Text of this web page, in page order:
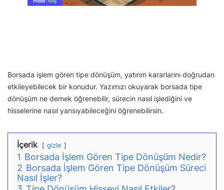
Borsada işlem gören tipe dönüşüm, yatırım kararlarını doğrudan
etkileyebilecek bir konudur. Yazımızı okuyarak borsada tipe
dönüşüm ne demek öğrenebilir, sürecin nasıl işlediğini ve
hisselerine nasıl yansıyabileceğini öğrenebilirsin.
İçerik gizle
1 Borsada İşlem Gören Tipe Dönüşüm Nedir?
2 Borsada İşlem Gören Tipe Dönüşüm Süreci
Nasıl İşler?